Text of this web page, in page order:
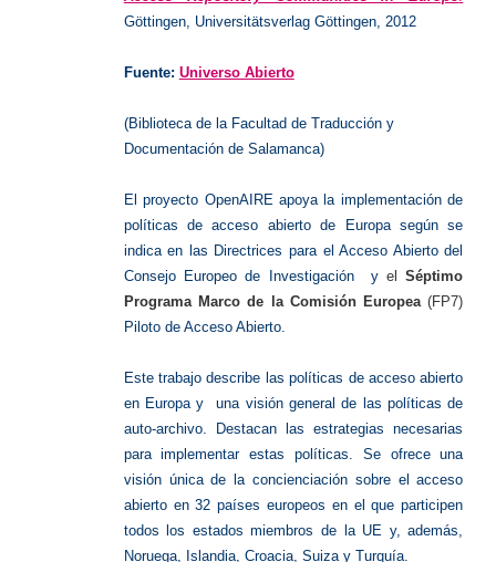
Göttingen, Universitätsverlag Göttingen, 2012
Fuente: Universo Abierto
(Biblioteca de la Facultad de Traducción y
Documentación de Salamanca)
El proyecto OpenAIRE apoya la implementación de
políticas de acceso abierto de Europa según se
indica en las Directrices para el Acceso Abierto del
Consejo Europeo de Investigación y elSéptimo
Programa Marco de la Comisión Europea(FP7)
Piloto de Acceso Abierto.
Este trabajo describe las políticas de acceso abierto
en Europa y una visión general de las políticas de
auto-archivo. Destacan las estrategias necesarias
para implementar estas políticas. Se ofrece una
visión única de la concienciación sobre el acceso
abierto en 32 países europeos en el que participen
todos los estados miembros de la UE y, además,
Noruega, Islandia, Croacia, Suiza y Turquía.